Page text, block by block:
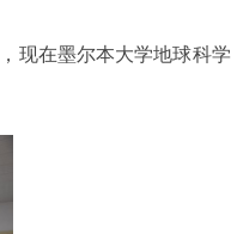
现在墨尔本大学地球科